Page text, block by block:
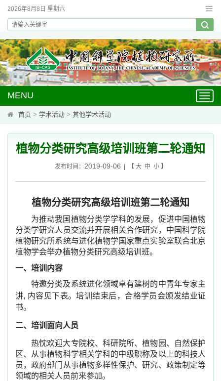
2026年8月8日 星期六
MENU
首页 > 学术活动 > 其他学术活动
植物分类研究高级培训班第二轮通知
发布时间： 2019-09-06 | 【 大 中 小】
植物分类研究高级培训班第二轮通知
为推动我国植物分类学学科的发展，促进中国植物
分类学研究人员交流并开展相关合作研究，中国科学院
植物研究所系统与进化植物学国家重点实验室联合北京
植物学会举办植物分类研究高级培训班。
一、培训内容
特邀分类及系统进化领域卓有建树的中青年专家主
讲, 内容见下表。培训结束后，合格学员会颁发结业证
书。
二、培训面向人员
热忱欢迎大专院校、科研院所、植物园、自然保护
区、从事植物科学相关学科的中级职称及以上的科技人
员，政府部门从事植物多样性保护、研究、政策制定等
领域的相关人员前来参加。